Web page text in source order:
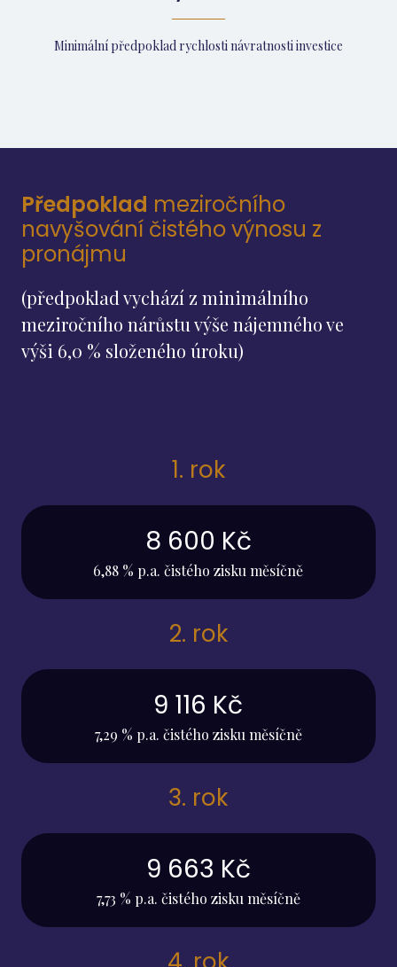
Minimální předpoklad rychlosti návratnosti investice
Předpoklad meziročního
navyšování čistého výnosu z
pronájmu
(předpoklad vychází z minimálního
meziročního nárůstu výše nájemného ve
výši 6,0 % složeného úroku)
1. rok
8 600 Kč
6,88 % p.a. čistého zisku měsíčně
2. rok
9 116 Kč
7,29 % p.a. čistého zisku měsíčně
3. rok
9 663 Kč
7,73 % p.a. čistého zisku měsíčně